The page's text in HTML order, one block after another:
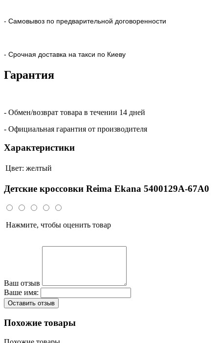
- Самовывоз по предварительной договоренности
- Срочная доставка на такси по Киеву
Гарантия
- Обмен/возврат товара в течении 14 дней
- Официальная гарантия от производителя
Характеристики
Цвет: желтый
Детские кроссовки Reima Ekana 5400129A-67A0
Нажмите, чтобы оценить товар
Ваш отзыв
Ваше имя:
Оставить отзыв
Похожие товары